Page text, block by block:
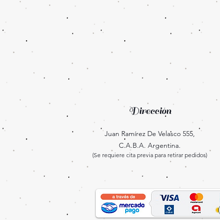
Dirección
Juan Ramírez De Velasco 555,
C.A.B.A. Argentina.
(Se requiere cita previa para retirar pedidos)